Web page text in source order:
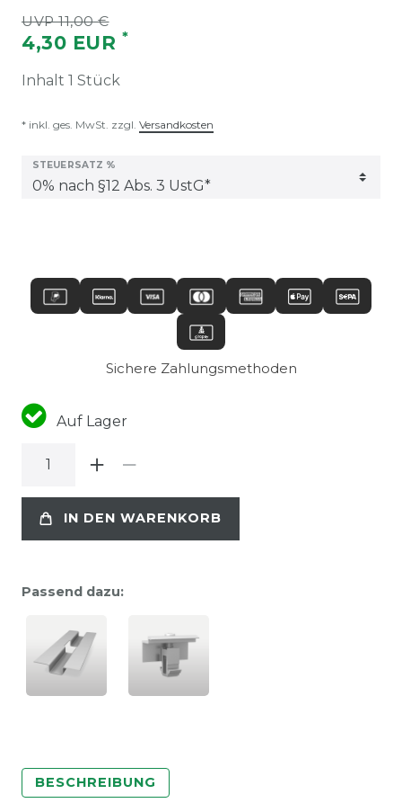
UVP 11,00 €
4,30 EUR *
Inhalt 1 Stück
* inkl. ges. MwSt. zzgl. Versandkosten
STEUERSATZ %
Sichere Zahlungsmethoden
Auf Lager
IN DEN WARENKORB
Passend dazu:
BESCHREIBUNG